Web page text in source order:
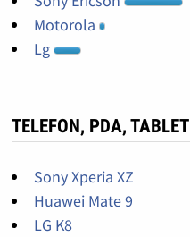
Motorola
Lg
TELEFON, PDA, TABLET
Sony Xperia XZ
Huawei Mate 9
LG K8